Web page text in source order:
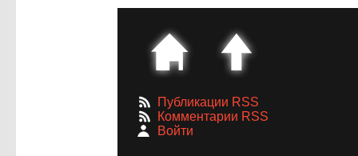
Публикации RSS
Комментарии RSS
Войти